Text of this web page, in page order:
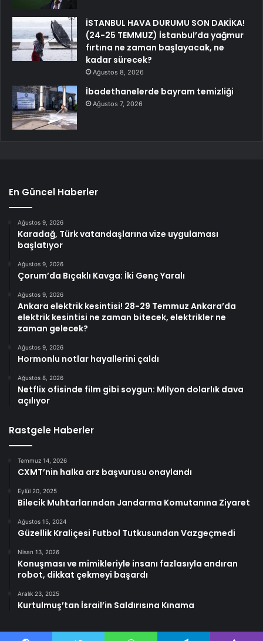
İSTANBUL HAVA DURUMU SON DAKİKA!
(24-25 TEMMUZ) İstanbul’da yağmur
fırtına ne zaman başlayacak, ne
kadar sürecek?
Ağustos 8, 2026
İbadethanelerde bayram temizliği
Ağustos 7, 2026
En Güncel Haberler
Ağustos 9, 2026
Karadağ, Türk vatandaşlarına vize uygulaması
başlatıyor
Ağustos 9, 2026
Çorum’da Bıçaklı Kavga: İki Genç Yaralı
Ağustos 9, 2026
Ankara elektrik kesintisi! 28-29 Temmuz Ankara’da
elektrik kesintisi ne zaman bitecek, elektrikler ne
zaman gelecek?
Ağustos 9, 2026
Hormonlu notlar hayallerini çaldı
Ağustos 8, 2026
Netflix ofisinde film gibi soygun: Milyon dolarlık dava
açılıyor
Rastgele Haberler
Temmuz 14, 2026
CXMT’nin halka arz başvurusu onaylandı
Eylül 20, 2025
Bilecik Muhtarlarından Jandarma Komutanına Ziyaret
Ağustos 15, 2024
Güzellik Kraliçesi Futbol Tutkusundan Vazgeçmedi
Nisan 13, 2026
Konuşması ve mimikleriyle insanı fazlasıyla andıran
robot, dikkat çekmeyi başardı
Aralık 23, 2025
Kurtulmuş’tan İsrail’in Saldırısına Kınama